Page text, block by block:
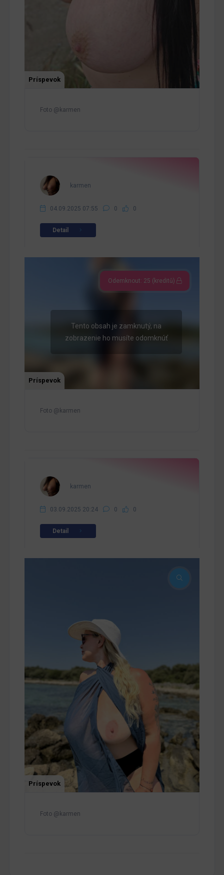
Príspevok
Foto @karmen
karmen
04.09.2025 07:55 0 0
Detail
Odemknout: 25 (kreditů)
Tento obsah je zamknutý, na
zobrazenie ho musíte odomknúť
Príspevok
Foto @karmen
karmen
03.09.2025 20:24 0 0
Detail
Príspevok
Foto @karmen